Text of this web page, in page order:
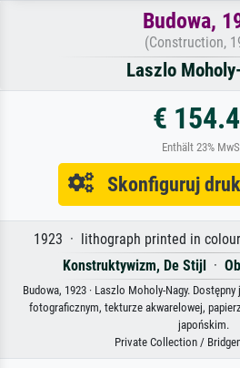
Budowa,
(Construction,
Laszlo
€
Enthält 23%
Skonfiguruj
1923 · lithograph printed in
Konstruktywizm, De Stijl
·
Budowa, 1923 · Laszlo Moholy-Nagy.
fotograficznym, tekturze akwarelowej,
japońskim.
Private Collection /